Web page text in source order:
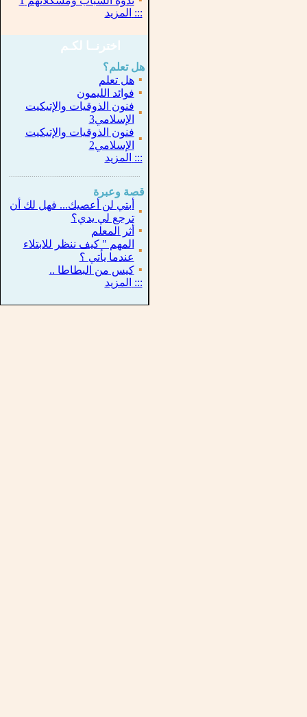
::: المزيد
اخترنــا لكـم
هل تعلم؟
▪ هل تعلم
▪ فوائد الليمون
▪
فنون الذوقيات والإتيكيت
الإسلامي3
▪
فنون الذوقيات والإتيكيت
الإسلامي2
::: المزيد
قصة وعبرة
▪
أبتي لن أعصيك... فهل لك أن
ترجع لي يدي؟
▪ أثر المعلم
▪
المهم " كيف ننظر للابتلاء
عندما يأتي ؟
▪ كيس من البطاطا ..
::: المزيد